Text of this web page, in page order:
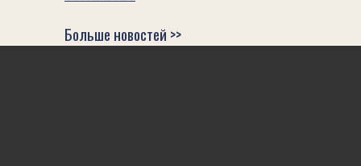
Больше новостей >>